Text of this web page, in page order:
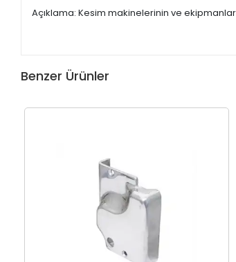
Açıklama: Kesim makinelerinin ve
Benzer Ürünler